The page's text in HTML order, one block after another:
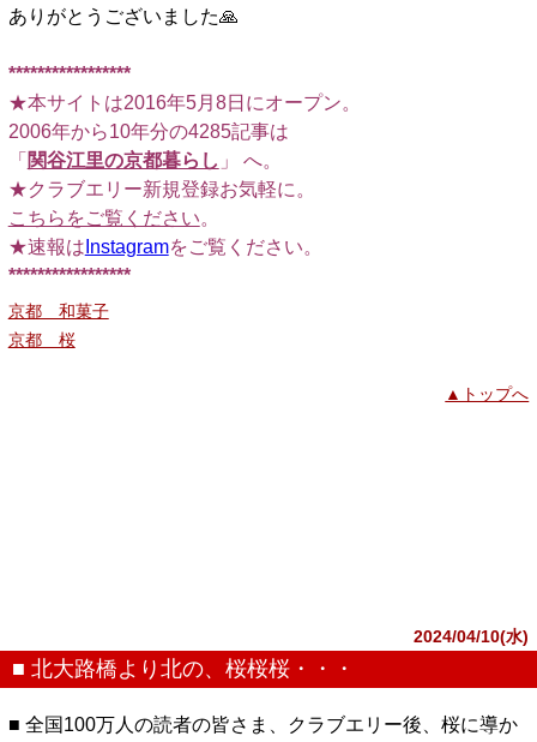
ありがとうございました🙏
*****************
★本サイトは2016年5月8日にオープン。
2006年から10年分の4285記事は
「 関谷江里の京都暮らし 」 へ。
★クラブエリー新規登録お気軽に。
こちらをご覧ください。
★速報は Instagramをご覧ください。
*****************
京都 和菓子
京都 桜
▲トップへ
2024/04/10(水)
■ 北大路橋より北の、桜桜桜・・・
■ 全国100万人の読者の皆さま、クラブエリー後、桜に導か